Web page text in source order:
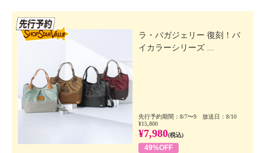
ラ・バガジェリー 復刻！バ
イカラーシリーズ ...
先行予約期間：8/7〜9 放送日：8/10
¥15,800
¥7,980(税込)
49%OFF